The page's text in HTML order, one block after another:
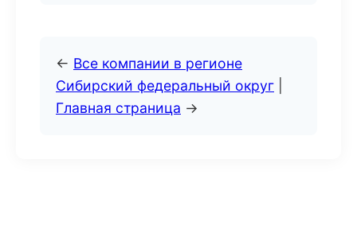
← Все компании в регионе
Сибирский федеральный округ
Главная страница →